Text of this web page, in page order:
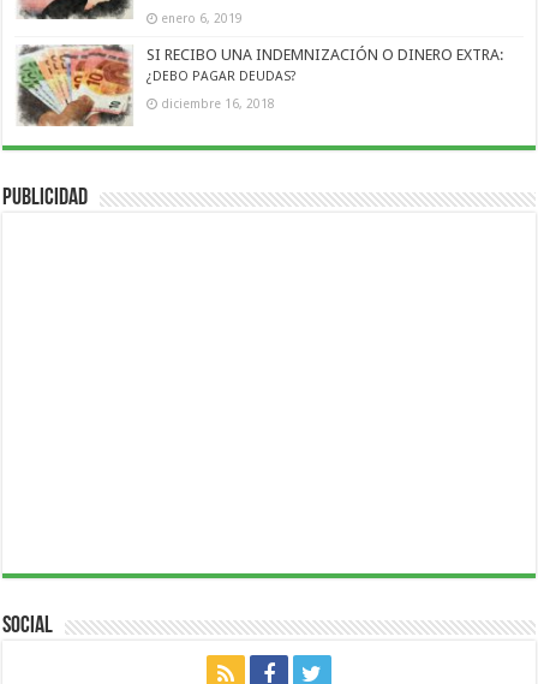
enero 6, 2019
SI RECIBO UNA INDEMNIZACIÓN O DINERO EXTRA:
¿DEBO PAGAR DEUDAS?
diciembre 16, 2018
Publicidad
Social